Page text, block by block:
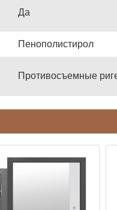
Да
Пенополистирол
Противосъемные